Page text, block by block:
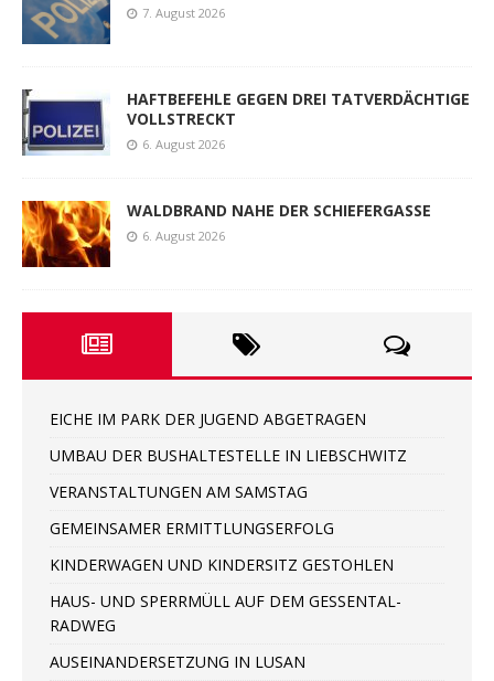
7. August 2026
HAFTBEFEHLE GEGEN DREI TATVERDÄCHTIGE
VOLLSTRECKT
6. August 2026
WALDBRAND NAHE DER SCHIEFERGASSE
6. August 2026
EICHE IM PARK DER JUGEND ABGETRAGEN
UMBAU DER BUSHALTESTELLE IN LIEBSCHWITZ
VERANSTALTUNGEN AM SAMSTAG
GEMEINSAMER ERMITTLUNGSERFOLG
KINDERWAGEN UND KINDERSITZ GESTOHLEN
HAUS- UND SPERRMÜLL AUF DEM GESSENTAL-
RADWEG
AUSEINANDERSETZUNG IN LUSAN